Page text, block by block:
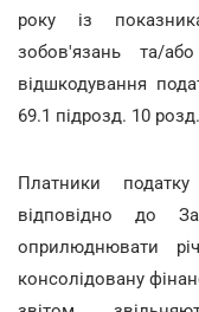
року із
зобов'язань та/
відшкодування
69.1 підрозд. 10
Платники
відповідно до
оприлюднювати
консолідовану